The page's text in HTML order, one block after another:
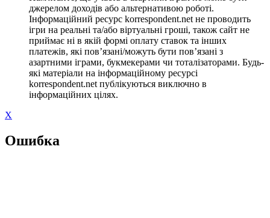
джерелом доходів або альтернативою роботі.
Інформаційний ресурс korrespondent.net не проводить
ігри на реальні та/або віртуальні гроші, також сайт не
приймає ні в якій формі оплату ставок та інших
платежів, які пов’язані/можуть бути пов’язані з
азартними іграми, букмекерами чи тоталізаторами. Будь-
які матеріали на інформаційному ресурсі
korrespondent.net публікуються виключно в
інформаційних цілях.
X
Ошибка